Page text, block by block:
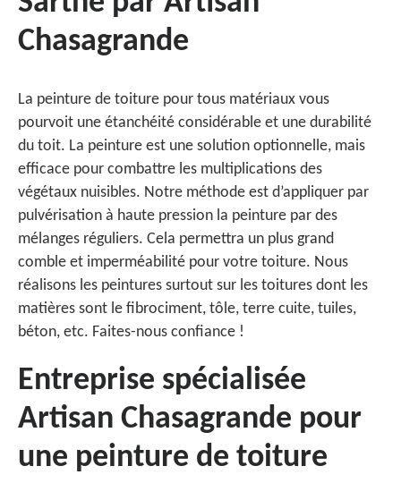
Chasagrande
La peinture de toiture pour tous matériaux vous
pourvoit une étanchéité considérable et une durabilité
du toit. La peinture est une solution optionnelle, mais
efficace pour combattre les multiplications des
végétaux nuisibles. Notre méthode est d’appliquer par
pulvérisation à haute pression la peinture par des
mélanges réguliers. Cela permettra un plus grand
comble et imperméabilité pour votre toiture. Nous
réalisons les peintures surtout sur les toitures dont les
matières sont le fibrociment, tôle, terre cuite, tuiles,
béton, etc. Faites-nous confiance !
Entreprise spécialisée
Artisan Chasagrande pour
une peinture de toiture